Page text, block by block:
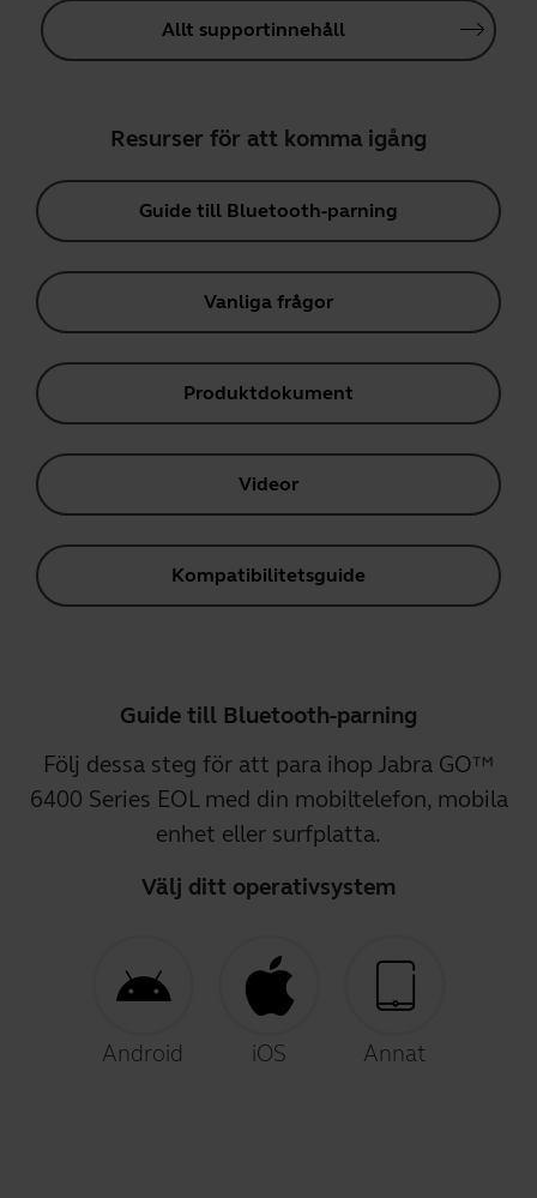
Allt supportinnehåll
Resurser för att komma igång
Guide till Bluetooth-parning
Vanliga frågor
Produktdokument
Videor
Kompatibilitetsguide
Guide till Bluetooth-parning
Följ dessa steg för att para ihop Jabra GO™
6400 Series EOL med din mobiltelefon, mobila
enhet eller surfplatta.
Välj ditt operativsystem
Android iOS Annat